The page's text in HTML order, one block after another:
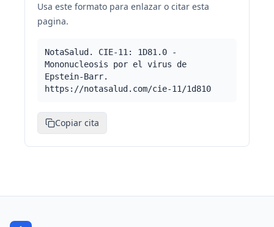
Usa este formato para enlazar o citar esta
pagina.
NotaSalud. CIE-11: 1D81.0 -
Mononucleosis por el virus de
Epstein-Barr.
https://notasalud.com/cie-11/1d810
Copiar cita